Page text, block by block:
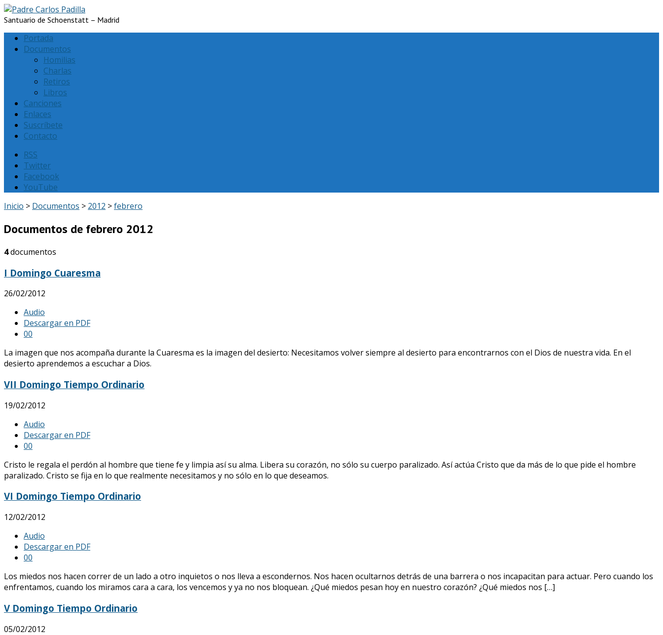
Santuario de Schoenstatt – Madrid
Portada
Documentos
Homilias
Charlas
Retiros
Libros
Canciones
Enlaces
Suscríbete
Contacto
RSS
Twitter
Facebook
YouTube
Inicio > Documentos > 2012 >febrero
Documentos de febrero 2012
4documentos
I Domingo Cuaresma
26/02/2012
Audio
Descargar en PDF
00
La imagen que nos acompaña durante la Cuaresma es la imagen del desierto: Necesitamos volver siempre al desierto para encontrarnos con el Dios de nuestra vida. En el
desierto aprendemos a escuchar a Dios.
VII Domingo Tiempo Ordinario
19/02/2012
Audio
Descargar en PDF
00
Cristo le regala el perdón al hombre que tiene fe y limpia así su alma. Libera su corazón, no sólo su cuerpo paralizado. Así actúa Cristo que da más de lo que pide el hombre
paralizado. Cristo se fija en lo que realmente necesitamos y no sólo en lo que deseamos.
VI Domingo Tiempo Ordinario
12/02/2012
Audio
Descargar en PDF
00
Los miedos nos hacen correr de un lado a otro inquietos o nos lleva a escondernos. Nos hacen ocultarnos detrás de una barrera o nos incapacitan para actuar. Pero cuando los
enfrentamos, cuando los miramos cara a cara, los vencemos y ya no nos bloquean. ¿Qué miedos pesan hoy en nuestro corazón? ¿Qué miedos nos […]
V Domingo Tiempo Ordinario
05/02/2012